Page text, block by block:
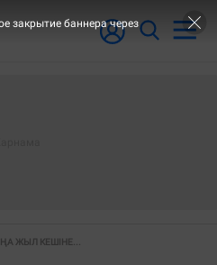
ЖЫЛ КЕШІНЕ...
закрытие баннера через